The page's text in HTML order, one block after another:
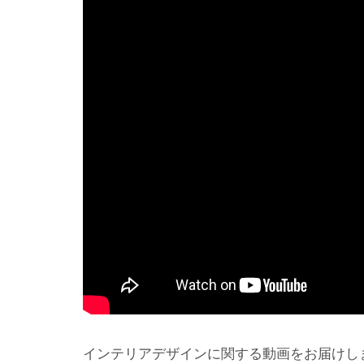
インテリアデザインに関する動画をお届けし